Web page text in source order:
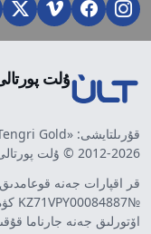
ۇلت
قۇرىلتايشى: «Tengri Gold» جشس
2012-2026 © ۇلت پورتالى
قر اقپارات جەنە
№KZ71VPY00084887 كۋەلٸگٸ بەرٸلگەن.
اۆتورلىق جەنە جارناما